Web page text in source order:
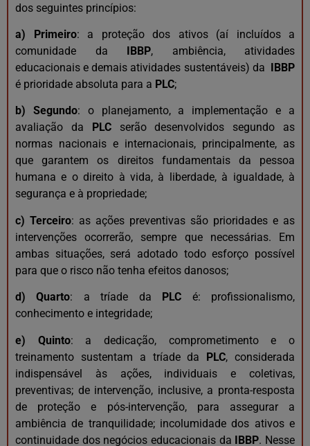
dos seguintes princípios:
a) Primeiro: a proteção dos ativos (aí incluídos a
comunidade da IBBP, ambiência, atividades
educacionais e demais atividades sustentáveis) da IBBP
é prioridade absoluta para a PLC;
b) Segundo: o planejamento, a implementação e a
avaliação da
PLCserão desenvolvidos segundo as
normas nacionais e internacionais, principalmente, as
que garantem os direitos fundamentais da pessoa
humana e o direito à vida, à liberdade, à igualdade, à
segurança e à propriedade;
c) Terceiro: as ações preventivas são prioridades e as
intervenções ocorrerão, sempre que necessárias. Em
ambas situações, será adotado todo esforço possível
para que o risco não tenha efeitos danosos;
d) Quarto: a tríade da PLC é: profissionalismo,
conhecimento e integridade;
e) Quinto: a dedicação, comprometimento e o
treinamento sustentam a tríade da PLC, considerada
indispensável às ações, individuais e coletivas,
preventivas; de intervenção, inclusive, a pronta-resposta
de proteção e pós-intervenção, para assegurar a
ambiência de tranquilidade; incolumidade dos ativos e
continuidade dos negócios educacionais da IBBP. Nesse